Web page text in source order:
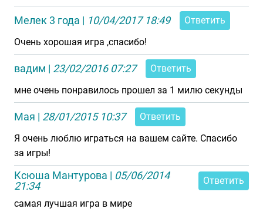
Мелек 3 года | 10/04/2017 18:49
Ответить
Очень хорошая игра ,спасибо!
вадим | 23/02/2016 07:27
Ответить
мне очень понравилось прошел за 1 милю секунды
Мая | 28/01/2015 10:37
Ответить
Я очень люблю играться на вашем сайте. Спасибо
за игры!
Ксюша Мантурова | 05/06/2014
21:34
Ответить
самая лучшая игра в мире